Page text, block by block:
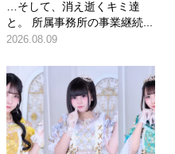
…そして、消え逝くキミ達
と。 所属事務所の事業継続...
2026.08.09